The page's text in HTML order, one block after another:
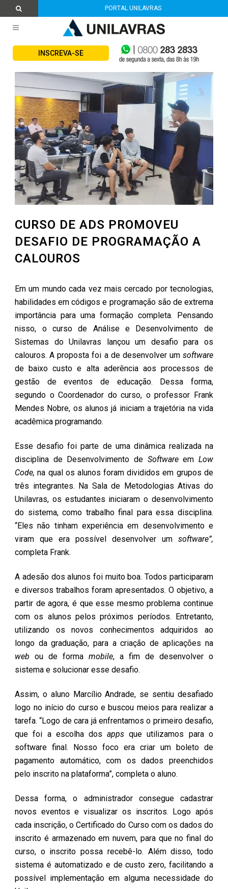
PORTAL UNILAVRAS
INSCREVA-SE
CURSO DE ADS PROMOVEU
DESAFIO DE PROGRAMAÇÃO A
CALOUROS
Em um mundo cada vez mais cercado por tecnologias,
habilidades em códigos e programação são de extrema
importância para uma formação completa. Pensando
nisso, o curso de Análise e Desenvolvimento de
Sistemas do Unilavras lançou um desafio para os
calouros. A proposta foi a de desenvolver um software
de baixo custo e alta aderência aos processos de
gestão de eventos de educação. Dessa forma,
segundo o Coordenador do curso, o professor Frank
Mendes Nobre, os alunos já iniciam a trajetória na vida
acadêmica programando.
Esse desafio foi parte de uma dinâmica realizada na
disciplina de Desenvolvimento de Softwareem Low
Code,na qual os alunos foram divididos em grupos de
três integrantes. Na Sala de Metodologias Ativas do
Unilavras, os estudantes iniciaram o desenvolvimento
do sistema, como trabalho final para essa disciplina.
“Eles não tinham experiência em desenvolvimento e
viram que era possível desenvolver um software”,
completa Frank.
A adesão dos alunos foi muito boa. Todos participaram
e diversos trabalhos foram apresentados. O objetivo, a
partir de agora, é que esse mesmo problema continue
com os alunos pelos próximos períodos. Entretanto,
utilizando os novos conhecimentos adquiridos ao
longo da graduação, para a criação de aplicações na
web ou de formamobile, a fim de desenvolver o
sistema e solucionar esse desafio.
Assim, o aluno Marcílio Andrade, se sentiu desafiado
logo no início do curso e buscou meios para realizar a
tarefa. “Logo de cara já enfrentamos o primeiro desafio,
que foi a escolha dosapps que utilizamos para o
software final. Nosso foco era criar um boleto de
pagamento automático, com os dados preenchidos
pelo inscrito na plataforma”, completa o aluno.
Dessa forma, o administrador consegue cadastrar
novos eventos e visualizar os inscritos. Logo após
cada inscrição, o Certificado do Curso com os dados do
inscrito é armazenado em nuvem, para que no final do
curso, o inscrito possa recebê-lo. Além disso, todo
sistema é automatizado e de custo zero, facilitando a
possível implementação em alguma necessidade do